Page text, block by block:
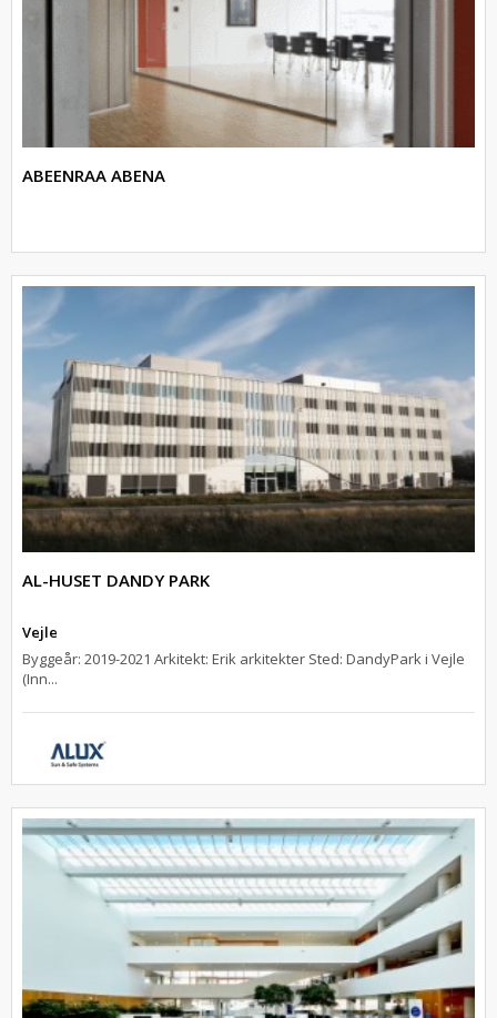
ABEENRAA ABENA
AL-HUSET DANDY PARK
Vejle
Byggeår: 2019-2021 Arkitekt: Erik arkitekter Sted: DandyPark i Vejle
(Inn...